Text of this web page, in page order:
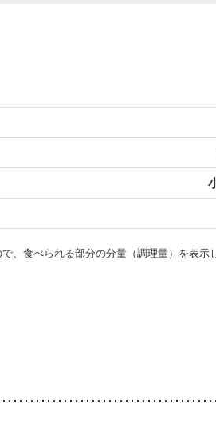
、食べられる部分の分量（調理量）を表示